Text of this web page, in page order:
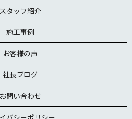
スタッフ紹介
施工事例
お客様の声
社長ブログ
お問い合わせ